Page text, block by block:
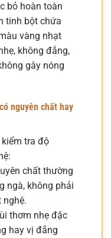
bỏ hoàn toàn
tinh bột chứa
vàng nhạt
không đắng,
gây nóng
nguyên chất hay
tra độ
chất thường
ngà, không phải
nghệ.
thơm nhẹ đặc
hay vị đắng